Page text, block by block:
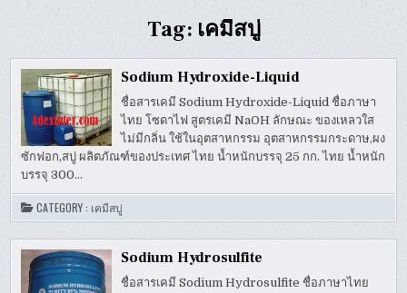
Tag: เคมีสบู่
Sodium Hydroxide-Liquid
ชื่อสารเคมี Sodium Hydroxide-Liquid ชื่อภาษา
ไทย โซดาไฟ สูตรเคมี NaOH ลักษณะ ของเหลวใส
ไม่มีกลิ่น ใช้ในอุตสาหกรรม อุตสาหกรรมกระดาษ,ผง
ซักฟอก,สบู่ ผลิตภัณฑ์ของประเทศ ไทย น้ำหนักบรรจุ 25 กก. ไทย น้ำหนัก
บรรจุ 300…
CATEGORY : เคมีสบู่
Sodium Hydrosulfite
ชื่อสารเคมี Sodium Hydrosulfite ชื่อภาษาไทย